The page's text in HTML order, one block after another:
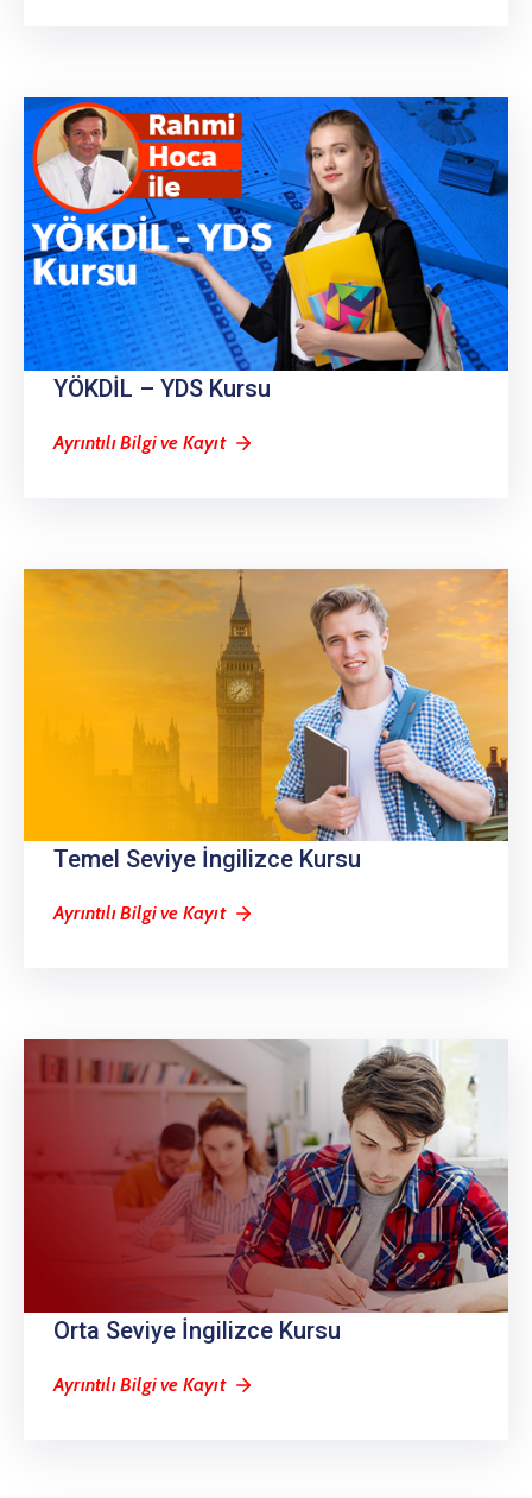
YÖKDİL – YDS Kursu
Ayrıntılı Bilgi ve Kayıt
Temel Seviye İngilizce Kursu
Ayrıntılı Bilgi ve Kayıt
Orta Seviye İngilizce Kursu
Ayrıntılı Bilgi ve Kayıt